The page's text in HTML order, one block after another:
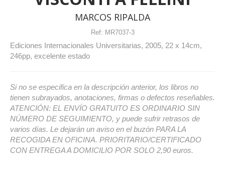
MARCOS RIPALDA
Ref: MR7037-3
Ediciones Internacionales Universitarias, 2005, 22 x 14cm,
246pp, excelente estado
Si no se especifica en la descripción anterior, los libros no
tienen subrayados, anotaciones, firmas o defectos reseñables.
ATENCIÓN: EL ENVÍO GRATUITO ES ORDINARIO SIN
NÚMERO DE SEGUIMIENTO, y puede sufrir retrasos de
varios días. Le dejarán un aviso en el buzón PARA LA
RECOGIDA EN OFICINA. PRIORITARIO/CERTIFICADO
CON ENTREGA A DOMICILIO POR SOLO 2,90 euros.